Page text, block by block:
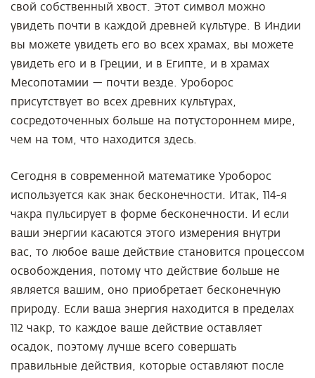
свой собственный хвост. Этот символ можно
увидеть почти в каждой древней культуре. В Индии
вы можете увидеть его во всех храмах, вы можете
увидеть его и в Греции, и в Египте, и в храмах
Месопотамии — почти везде. Уроборос
присутствует во всех древних культурах,
сосредоточенных больше на потустороннем мире,
чем на том, что находится здесь.
Сегодня в современной математике Уроборос
используется как знак бесконечности. Итак, 114-я
чакра пульсирует в форме бесконечности. И если
ваши энергии касаются этого измерения внутри
вас, то любое ваше действие становится процессом
освобождения, потому что действие больше не
является вашим, оно приобретает бесконечную
природу. Если ваша энергия находится в пределах
112 чакр, то каждое ваше действие оставляет
осадок, поэтому лучше всего совершать
правильные действия, которые оставляют после